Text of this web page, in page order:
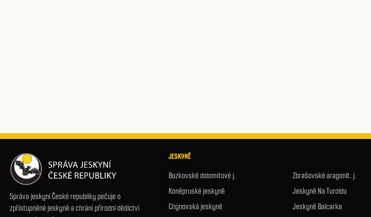
Správa jeskyní České republiky pečuje o
zpřístupněné jeskyně a chrání přírodní dědictví
JESKYNĚ
Bozkovské dolomitové j.
Koněpruské jeskyně
Chýnovská jeskyně
Zbrašovské aragonit. j.
Jeskyně Na Turoldu
Jeskyně Balcarka